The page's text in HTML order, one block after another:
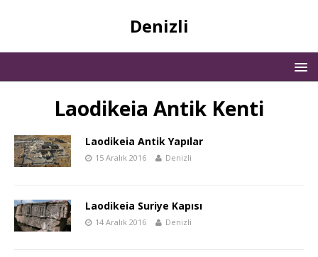
Denizli
Laodikeia Antik Kenti
Laodikeia Antik Yapılar
15 Aralık 2016 Denizli
Laodikeia Suriye Kapısı
14 Aralık 2016 Denizli